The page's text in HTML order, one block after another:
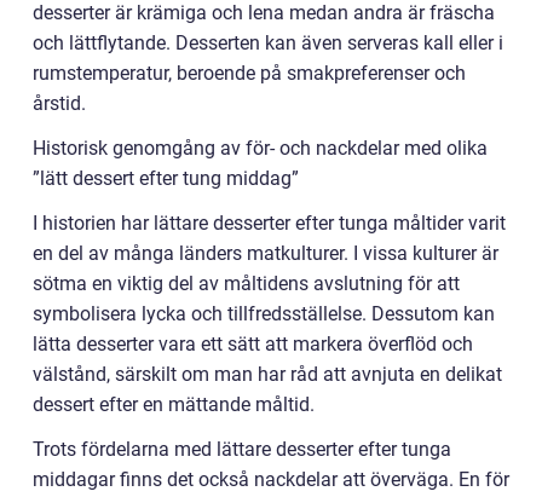
desserter är krämiga och lena medan andra är fräscha
och lättflytande. Desserten kan även serveras kall eller i
rumstemperatur, beroende på smakpreferenser och
årstid.
Historisk genomgång av för- och nackdelar med olika
”lätt dessert efter tung middag”
I historien har lättare desserter efter tunga måltider varit
en del av många länders matkulturer. I vissa kulturer är
sötma en viktig del av måltidens avslutning för att
symbolisera lycka och tillfredsställelse. Dessutom kan
lätta desserter vara ett sätt att markera överflöd och
välstånd, särskilt om man har råd att avnjuta en delikat
dessert efter en mättande måltid.
Trots fördelarna med lättare desserter efter tunga
middagar finns det också nackdelar att överväga. En för